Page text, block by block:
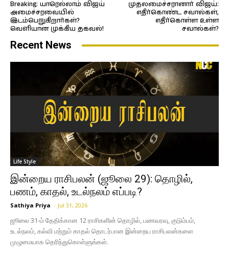
Breaking: யாரெல்லாம் விஜய்
அமைச்சரவையில்
இடம்பெறுகிறார்கள்?
வெளியான முக்கிய தகவல்!
முதலமைச்சரானார் விஜய்:
எதிர்கொண்ட சவால்கள்,
எதிர்கொள்ள உள்ள
சவால்கள்?
Recent News
Life Style
இன்றைய ராசிபலன் (ஜூலை 29): தொழில்,
பணம், காதல், உடல்நலம் எப்படி?
Sathiya Priya - Jul 31, 2026
ஜூலை 31-ம் தேதிக்கான 12 ராசிகளின் தொழில், பணவரவு, குடும்பம்,
உடல்நலம், கல்வி மற்றும் காதல் தொடர்பான இன்றைய ராசிபலன்களை
முழுமையாக தெரிந்துகொள்ளுங்கள்.